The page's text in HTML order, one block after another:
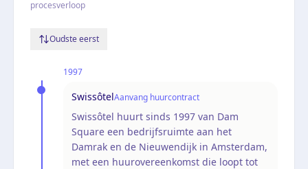
procesverloop
Oudste eerst
1997
SwissôtelAanvang huurcontract
Swissôtel huurt sinds 1997 van Dam
Square een bedrijfsruimte aan het
Damrak en de Nieuwendijk in Amsterdam,
met een huurovereenkomst die loopt tot